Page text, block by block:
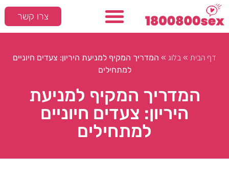
צרו קשר
דף הבית » בלוג » המדריך המקיף למניעת היריון: צעדים חיוניים
למתחילים
המדריך המקיף למניעת
היריון: צעדים חיוניים
למתחילים